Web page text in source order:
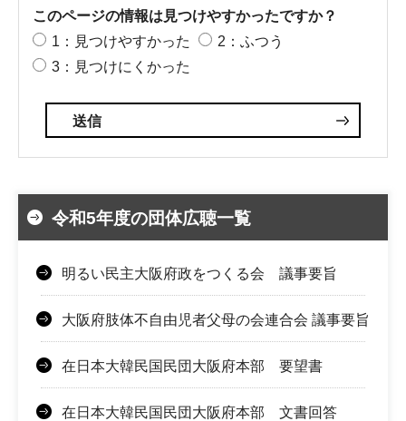
このページの情報は見つけやすかったですか？
1：見つけやすかった
2：ふつう
3：見つけにくかった
令和5年度の団体広聴一覧
明るい民主大阪府政をつくる会 議事要旨
大阪府肢体不自由児者父母の会連合会 議事要旨
在日本大韓民国民団大阪府本部 要望書
在日本大韓民国民団大阪府本部 文書回答